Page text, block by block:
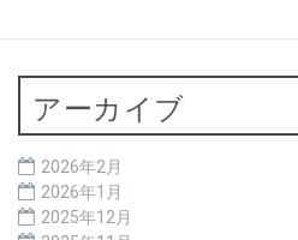
アーカイブ
2026年2月
2026年1月
2025年12月